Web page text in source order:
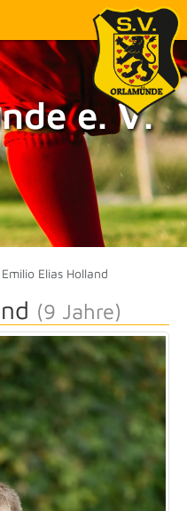
e. V.
Emilio Elias Holland
(9 Jahre)